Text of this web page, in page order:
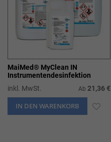
MaiMed® MyClean IN
Instrumentendesinfektion
inkl. MwSt.
Ab 21,36 €
IN DEN WARENKORB ZUR